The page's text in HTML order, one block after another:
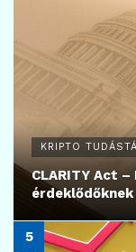
KRIPTO
CLARITY Act